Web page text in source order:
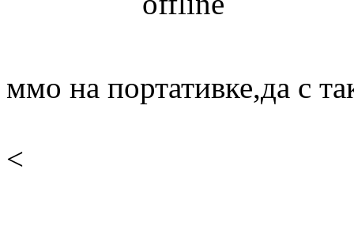
ммо на портативке,да с
<